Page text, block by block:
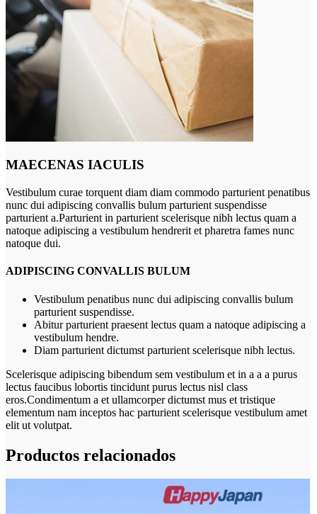
MAECENAS IACULIS
Vestibulum curae torquent diam diam commodo parturient penatibus
nunc dui adipiscing convallis bulum parturient suspendisse
parturient a.Parturient in parturient scelerisque nibh lectus quam a
natoque adipiscing a vestibulum hendrerit et pharetra fames nunc
natoque dui.
ADIPISCING CONVALLIS BULUM
Vestibulum penatibus nunc dui adipiscing convallis bulum
parturient suspendisse.
Abitur parturient praesent lectus quam a natoque adipiscing a
vestibulum hendre.
Diam parturient dictumst parturient scelerisque nibh lectus.
Scelerisque adipiscing bibendum sem vestibulum et in a a a purus
lectus faucibus lobortis tincidunt purus lectus nisl class
eros.Condimentum a et ullamcorper dictumst mus et tristique
elementum nam inceptos hac parturient scelerisque vestibulum amet
elit ut volutpat.
Productos relacionados